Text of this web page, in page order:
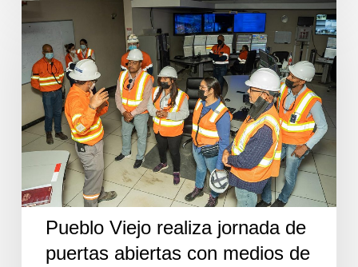
Pueblo
Viejo
realiza
jornada
de
puertas
abiertas
con
medios
de
comunicación
Pueblo Viejo realiza jornada de
puertas abiertas con medios de